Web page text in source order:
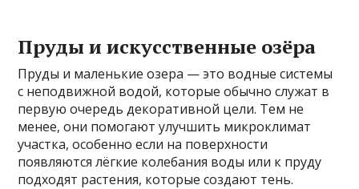
Пруды и искусственные озёра
Пруды и маленькие озера — это водные системы
с неподвижной водой, которые обычно служат в
первую очередь декоративной цели. Тем не
менее, они помогают улучшить микроклимат
участка, особенно если на поверхности
появляются лёгкие колебания воды или к пруду
подходят растения, которые создают тень.